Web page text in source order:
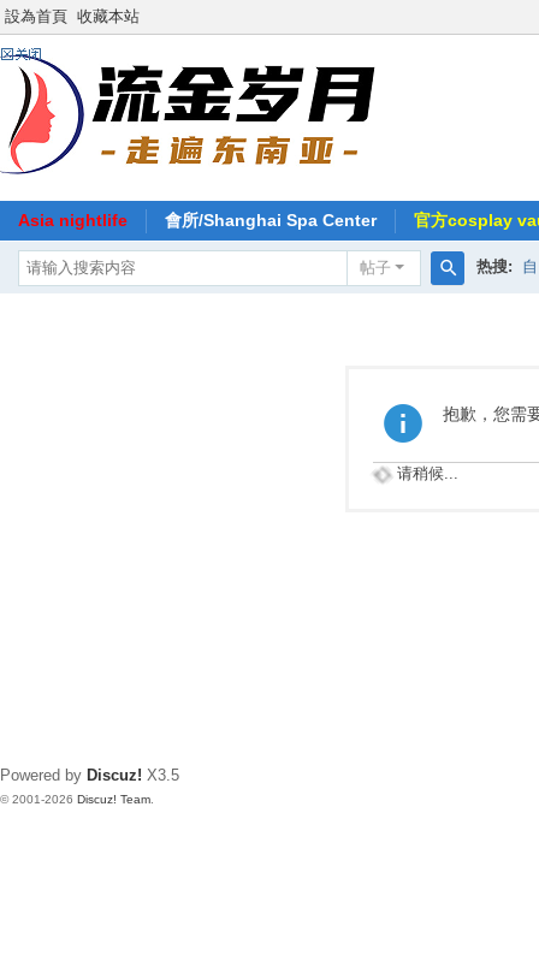
設為首頁 收藏本站
Asia nightlife 會所/Shanghai Spa Center 官方cosplay
帖子 热搜:
抱歉，您需
请稍候...
Powered by Discuz! X3.5
© 2001-2026 Discuz! Team